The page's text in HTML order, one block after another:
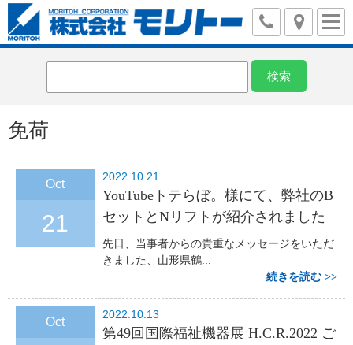
免荷
Oct
21
2022.10.21
YouTubeトテらぼ。様にて、弊社のB
セットとNリフトが紹介されました
先日、当事者からの貴重なメッセージをいただ
きました、山形県鶴...
続きを読む
Oct
2022.10.13
第49回国際福祉機器展 H.C.R.2022 ご